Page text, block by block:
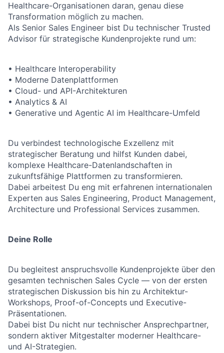
Healthcare-Organisationen daran, genau diese
Transformation möglich zu machen.
Als Senior Sales Engineer bist Du technischer Trusted
Advisor für strategische Kundenprojekte rund um:
• Healthcare Interoperability
• Moderne Datenplattformen
• Cloud- und API-Architekturen
• Analytics & AI
• Generative und Agentic AI im Healthcare-Umfeld
Du verbindest technologische Exzellenz mit
strategischer Beratung und hilfst Kunden dabei,
komplexe Healthcare-Datenlandschaften in
zukunftsfähige Plattformen zu transformieren.
Dabei arbeitest Du eng mit erfahrenen internationalen
Experten aus Sales Engineering, Product Management,
Architecture und Professional Services zusammen.
Deine Rolle
Du begleitest anspruchsvolle Kundenprojekte über den
gesamten technischen Sales Cycle — von der ersten
strategischen Diskussion bis hin zu Architektur-
Workshops, Proof-of-Concepts und Executive-
Präsentationen.
Dabei bist Du nicht nur technischer Ansprechpartner,
sondern aktiver Mitgestalter moderner Healthcare-
und AI-Strategien.